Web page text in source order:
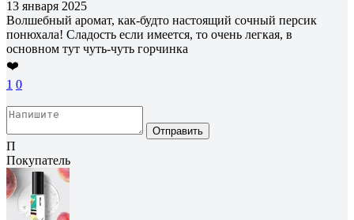
13 января 2025
Волшебный аромат, как-будто настоящий сочный персик
понюхала! Сладость если имеется, то очень легкая, в
основном тут чуть-чуть горчинка
❤️
1 0
Отправить
П
Покупатель